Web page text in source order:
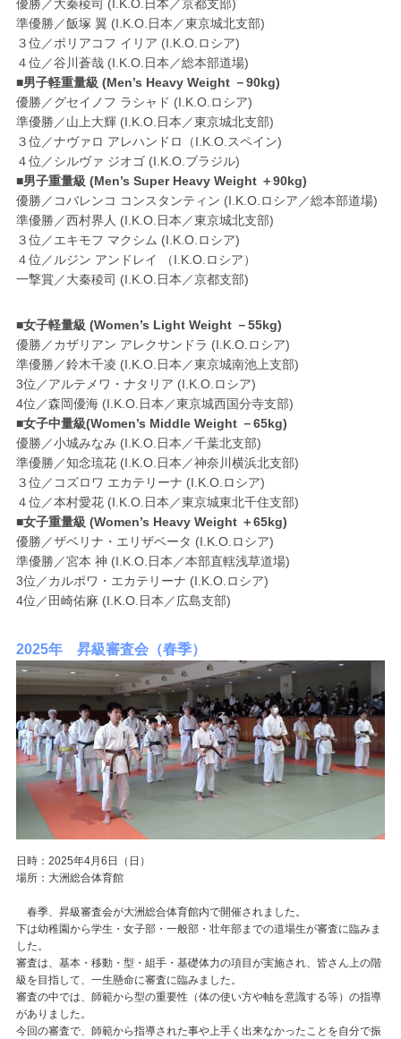
優勝／大秦稜司 (I.K.O.日本／京都支部)
準優勝／飯塚 翼 (I.K.O.日本／東京城北支部)
３位／ポリアコフ イリア (I.K.O.ロシア)
４位／谷川蒼哉 (I.K.O.日本／総本部道場)
■男子軽重量級 (Men’s Heavy Weight －90kg)
優勝／グセイノフ ラシャド (I.K.O.ロシア)
準優勝／山上大輝 (I.K.O.日本／東京城北支部)
３位／ナヴァロ アレハンドロ（I.K.O.スペイン)
４位／シルヴァ ジオゴ (I.K.O.ブラジル)
■男子重量級 (Men’s Super Heavy Weight ＋90kg)
優勝／コバレンコ コンスタンティン (I.K.O.ロシア／総本部道場)
準優勝／西村界人 (I.K.O.日本／東京城北支部)
３位／エキモフ マクシム (I.K.O.ロシア)
４位／ルジン アンドレイ （I.K.O.ロシア）
一撃賞／大秦稜司 (I.K.O.日本／京都支部)
■女子軽量級 (Women’s Light Weight －55kg)
優勝／カザリアン アレクサンドラ (I.K.O.ロシア)
準優勝／鈴木千凌 (I.K.O.日本／東京城南池上支部)
3位／アルテメワ・ナタリア (I.K.O.ロシア)
4位／森岡優海 (I.K.O.日本／東京城西国分寺支部)
■女子中量級(Women’s Middle Weight －65kg)
優勝／小城みなみ (I.K.O.日本／千葉北支部)
準優勝／知念琉花 (I.K.O.日本／神奈川横浜北支部)
３位／コズロワ エカテリーナ (I.K.O.ロシア)
４位／本村愛花 (I.K.O.日本／東京城東北千住支部)
■女子重量級 (Women’s Heavy Weight ＋65kg)
優勝／ザベリナ・エリザベータ (I.K.O.ロシア)
準優勝／宮本 神 (I.K.O.日本／本部直轄浅草道場)
3位／カルポワ・エカテリーナ (I.K.O.ロシア)
4位／田崎佑麻 (I.K.O.日本／広島支部)
2025年 昇級審査会（春季）
日時：2025年4月6日（日）
場所：大洲総合体育館
春季、昇級審査会が大洲総合体育館内で開催されました。
下は幼稚園から学生・女子部・一般部・壮年部までの道場生が審査に臨みま
した。
審査は、基本・移動・型・組手・基礎体力の項目が実施され、皆さん上の階
級を目指して、一生懸命に審査に臨みました。
審査の中では、師範から型の重要性（体の使い方や軸を意識する等）の指導
がありました。
今回の審査で、師範から指導された事や上手く出来なかったことを自分で振